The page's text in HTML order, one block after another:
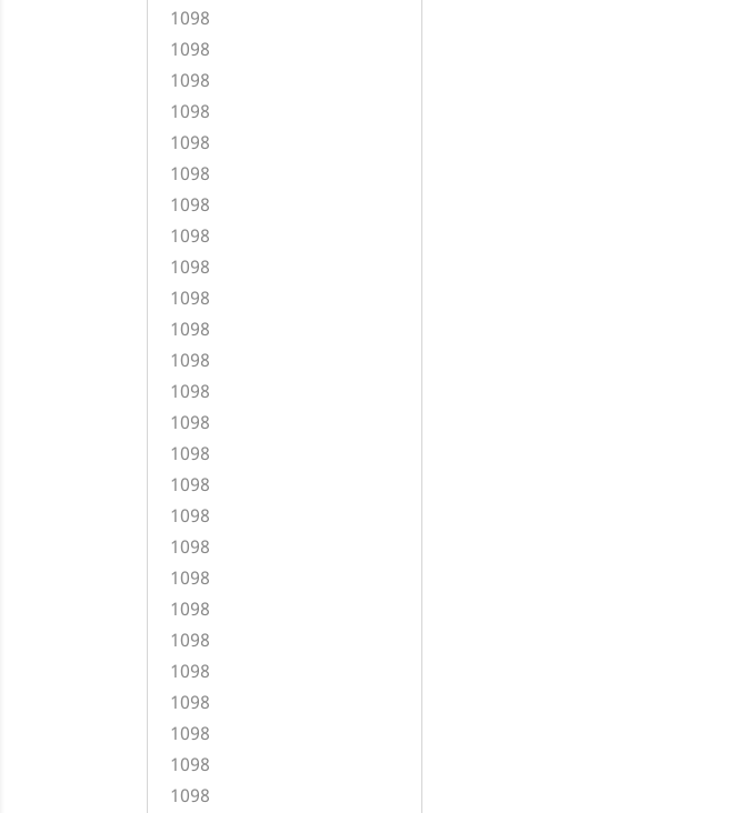
1098
1098
1098
1098
1098
1098
1098
1098
1098
1098
1098
1098
1098
1098
1098
1098
1098
1098
1098
1098
1098
1098
1098
1098
1098
1098